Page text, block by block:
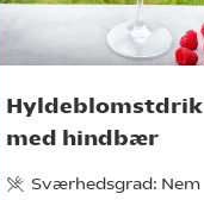
Hyldeblomstdrik
med hindbær
Sværhedsgrad: Nem